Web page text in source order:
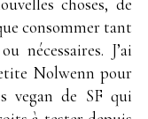
consommer tant
nécessaires. J’ai
Nolwenn pour
vegan de SF qui